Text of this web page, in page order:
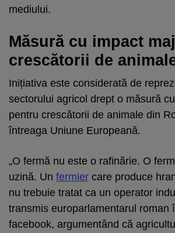
mediului.
Măsură cu impact
crescătorii de
Inițiativa este considerată de
sectorului agricol drept o măsură
pentru crescătorii de animale din
întreaga Uniune Europeană.
„O fermă nu este o rafinărie. O
uzină. Un fermier care produce
nu trebuie tratat ca un operator
transmis europarlamentarul roman
facebook, argumentând că